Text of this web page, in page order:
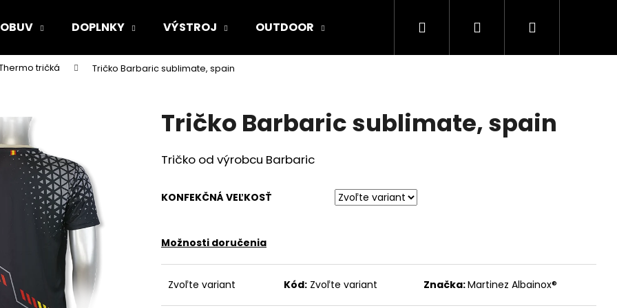
OBUV DOPLNKY VÝSTROJ OUTDOOR ARMY ORIGINAL Kamenná predajňa
Hľadať PrihlásenieNákupný
tričká Tričko Barbaric sublimate, spain
Tričko Barbaric sublimate, spain
Tričko od výrobcu Barbaric
KONFEKČNÁ VEĽKOSŤ
Možnosti doručenia
Zvoľte variant Kód: Zvoľte variant Značka:Martinez Albainox®
Čo potrebujete nájsť?
HĽADAŤ
Odporúčame